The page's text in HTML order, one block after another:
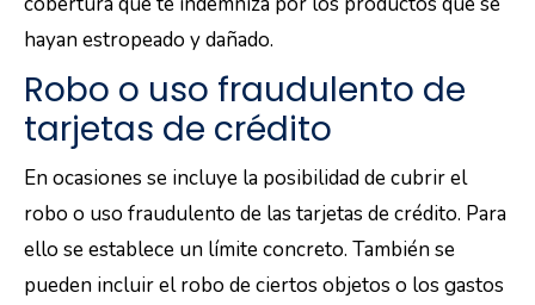
hayan estropeado y dañado.
Robo o uso fraudulento de
tarjetas de crédito
En ocasiones se incluye la posibilidad de cubrir el
robo o uso fraudulento de las tarjetas de crédito. Para
ello se establece un límite concreto. También se
pueden incluir el robo de ciertos objetos o los gastos